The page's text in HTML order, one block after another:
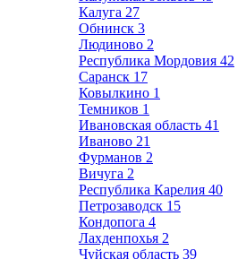
Калуга 27
Обнинск 3
Людиново 2
Республика Мордовия 42
Саранск 17
Ковылкино 1
Темников 1
Ивановская область 41
Иваново 21
Фурманов 2
Вичуга 2
Республика Карелия 40
Петрозаводск 15
Кондопога 4
Лахденпохья 2
Чуйская область 39